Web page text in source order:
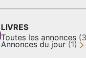
LIVRES
Toutes les annonces
Annonces du jour (1)